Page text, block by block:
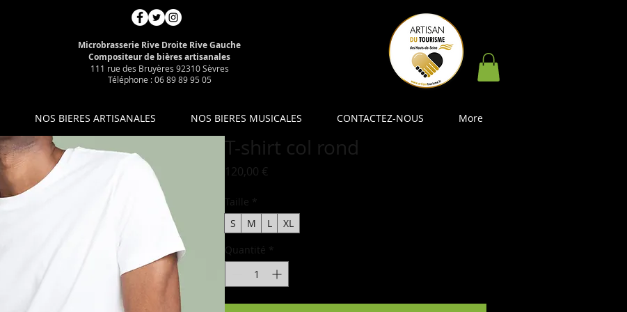
Microbrasserie Rive Droite Rive Gauche
Compositeur de bières artisanales
111 rue des Bruyères 92310 Sèvres
Téléphone : 06 89 89 95 05
NOS BIERES ARTISANALES NOS BIERES MUSICALES CONTACTEZ-NOUS More
T-shirt col rond
120,00 €
Taille *
S
M L
XL
Quantité *